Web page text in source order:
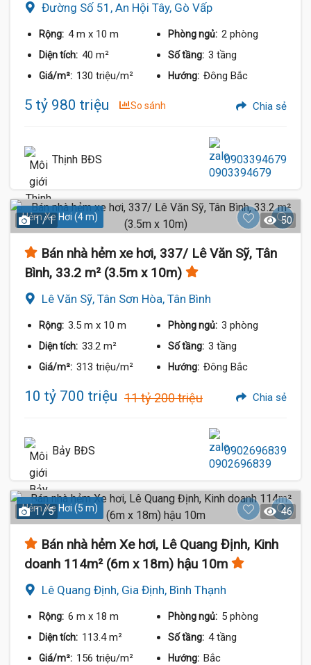
Đường Số 51, An Hội Tây, Gò Vấp
Rộng: 4 m x 10 m Phòng ngủ: 2 phòng
Diện tích: 40 m² Số tầng: 3 tầng
Giá/m²: 130 triệu/m² Hướng: Đông Bắc
5 tỷ 980 triệu So sánh Chia sẻ
Thịnh BĐS 0903394679
Hẻm Xe Hơi (4 m)
1 / 1 50
Bán nhà hẻm xe hơi, 337/ Lê Văn Sỹ, Tân
Bình, 33.2 m² (3.5m x 10m)
Lê Văn Sỹ, Tân Sơn Hòa, Tân Bình
Rộng: 3.5 m x 10 m Phòng ngủ: 3 phòng
Diện tích: 33.2 m² Số tầng: 3 tầng
Giá/m²: 313 triệu/m² Hướng: Đông Bắc
10 tỷ 700 triệu 11 tỷ 200 triệu Chia sẻ
Bảy BĐS 0902696839
Hẻm Xe Hơi (5 m)
1 / 5 46
Bán nhà hẻm Xe hơi, Lê Quang Định, Kinh
doanh 114m² (6m x 18m) hậu 10m
Lê Quang Định, Gia Định, Bình Thạnh
Rộng: 6 m x 18 m Phòng ngủ: 5 phòng
Diện tích: 113.4 m² Số tầng: 4 tầng
Giá/m²: 156 triệu/m² Hướng: Bắc